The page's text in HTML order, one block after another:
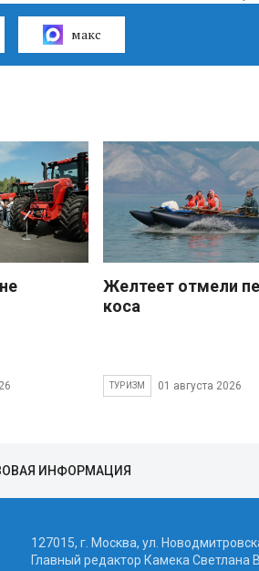
макс
Желтеет отмели
коса
ТУРИЗМ 01 августа 2026
ИНФОРМАЦИЯ
127015, г. Москва, ул.
Главный редактор Камека Светлана